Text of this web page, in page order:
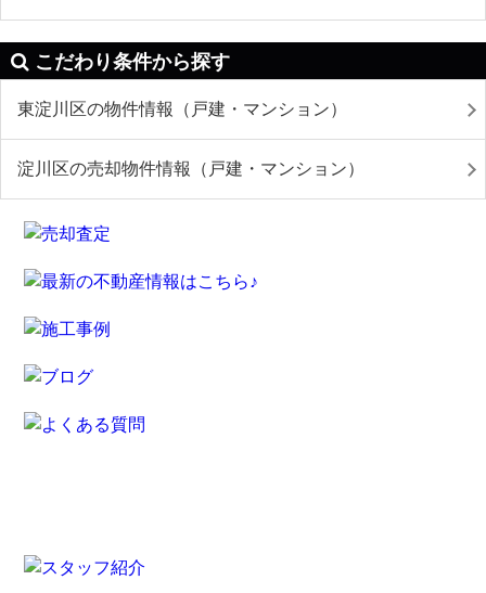
こだわり条件から探す
東淀川区の物件情報（戸建・マンション）
淀川区の売却物件情報（戸建・マンション）